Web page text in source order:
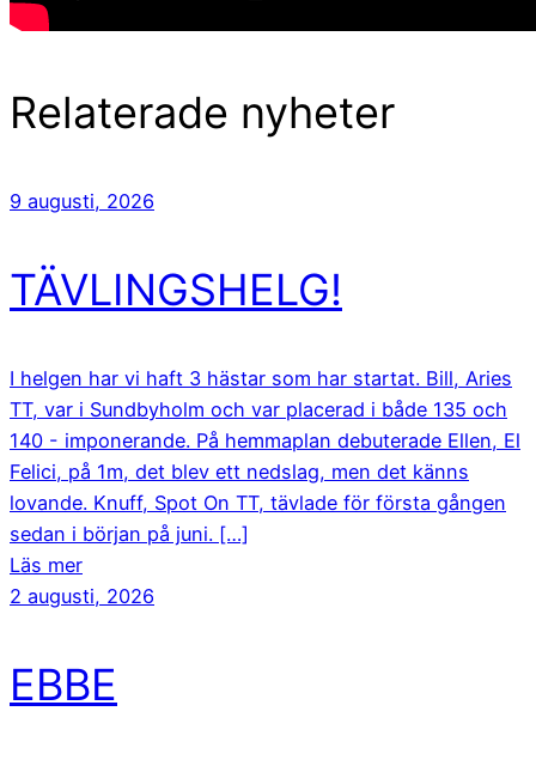
Relaterade nyheter
9 augusti, 2026
TÄVLINGSHELG!
I helgen har vi haft 3 hästar som har startat. Bill, Aries
TT, var i Sundbyholm och var placerad i både 135 och
140 - imponerande. På hemmaplan debuterade Ellen, El
Felici, på 1m, det blev ett nedslag, men det känns
lovande. Knuff, Spot On TT, tävlade för första gången
sedan i början på juni. […]
Läs mer
2 augusti, 2026
EBBE